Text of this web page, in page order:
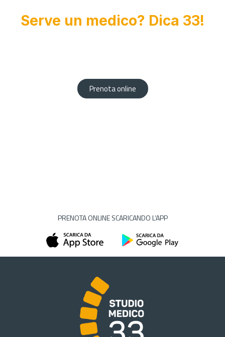
Serve un medico? Dica 33!
Prenota online
PRENOTA ONLINE SCARICANDO L’APP